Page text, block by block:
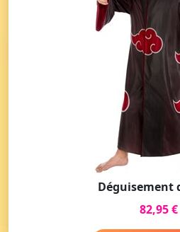
Déguisement
82,95 €